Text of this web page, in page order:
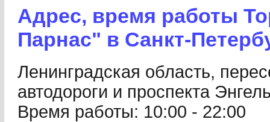
Адрес, время работы
Парнас" в Санкт-
Ленинградская область,
автодороги и проспекта
Время работы: 10:00 - 22:00